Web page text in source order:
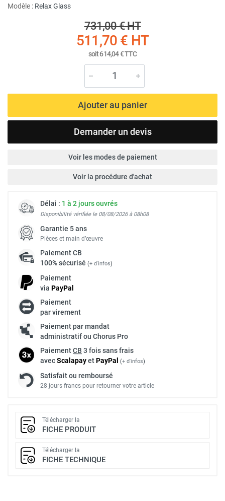
Modèle : Relax Glass
731,00 €HT
511,70 € HT
soit614,04 €TTC
Ajouter au panier
Demander un devis
Voir les modes de paiement
Voir la procédure d'achat
Délai : 1 à 2 jours ouvrés
Disponibilité vérifiée le 08/08/2026 à 08h08
Garantie 5 ans
Pièces et main d’œuvre
PaiementCB
100% sécurisé (+ d'infos)
Paiement
via PayPal
Paiement
par virement
Paiement par mandat
administratif ou Chorus Pro
PaiementCB 3 fois sans frais
avecScalapayetPayPal (+ d'infos)
Satisfait ou remboursé
28 jours francs pour retourner votre article
Télécharger la
FICHE PRODUIT
Télécharger la
FICHE TECHNIQUE